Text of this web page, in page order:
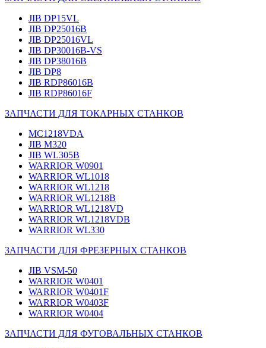
JIB DP15VL
JIB DP25016B
JIB DP25016VL
JIB DP30016B-VS
JIB DP38016B
JIB DP8
JIB RDP86016B
JIB RDP86016F
ЗАПЧАСТИ ДЛЯ ТОКАРНЫХ СТАНКОВ
MC1218VDA
JIB M320
JIB WL305B
WARRIOR W0901
WARRIOR WL1018
WARRIOR WL1218
WARRIOR WL1218B
WARRIOR WL1218VD
WARRIOR WL1218VDB
WARRIOR WL330
ЗАПЧАСТИ ДЛЯ ФРЕЗЕРНЫХ СТАНКОВ
JIB VSM-50
WARRIOR W0401
WARRIOR W0401F
WARRIOR W0403F
WARRIOR W0404
ЗАПЧАСТИ ДЛЯ ФУГОВАЛЬНЫХ СТАНКОВ